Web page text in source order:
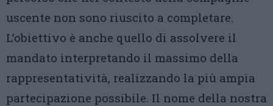
uscente non sono riuscito a completare.
L’obiettivo è anche quello di assolvere il
mandato interpretando il massimo della
rappresentatività, realizzando la più ampia
partecipazione possibile. Il nome della nostra